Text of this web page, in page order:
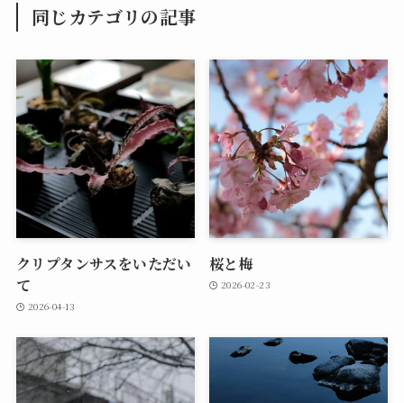
同じカテゴリの記事
クリプタンサスをいただい
て
2026-04-13
桜と梅
2026-02-23